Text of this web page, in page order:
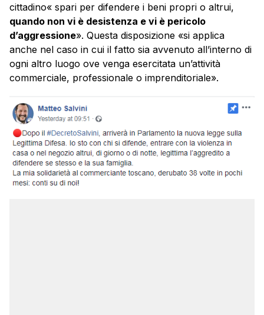
cittadino« spari per difendere i beni propri o altrui,
quando non vi è desistenza e vi è pericolo
d’aggressione». Questa disposizione «si applica
anche nel caso in cui il fatto sia avvenuto all’interno di
ogni altro luogo ove venga esercitata un’attività
commerciale, professionale o imprenditoriale».